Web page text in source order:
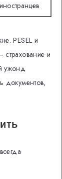
иностранцев
PESEL и
и
ужонд
документов,